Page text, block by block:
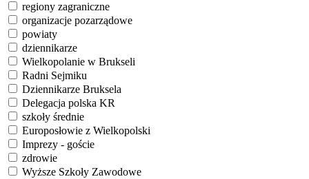
regiony zagraniczne
organizacje pozarządowe
powiaty
dziennikarze
Wielkopolanie w Brukseli
Radni Sejmiku
Dziennikarze Bruksela
Delegacja polska KR
szkoły średnie
Europosłowie z Wielkopolski
Imprezy - goście
zdrowie
Wyższe Szkoły Zawodowe